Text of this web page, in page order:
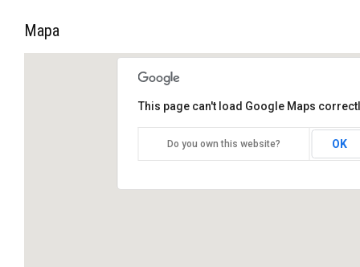
Mapa
LA RUTA DEL CAFÉ E GIUNGLA
LACANDONA.
This page can't load Google Maps
Do you own this website? OK